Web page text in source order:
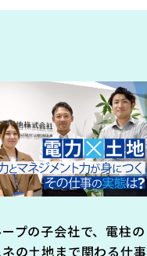
プの子会社で、電柱の
の土地まで関わる仕事